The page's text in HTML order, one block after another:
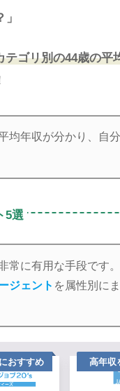
テゴリ別の44歳の平
均年収が分かり、自
5選
常に有用な手段です。
ジェント を属性別に
おすすめ 高年収